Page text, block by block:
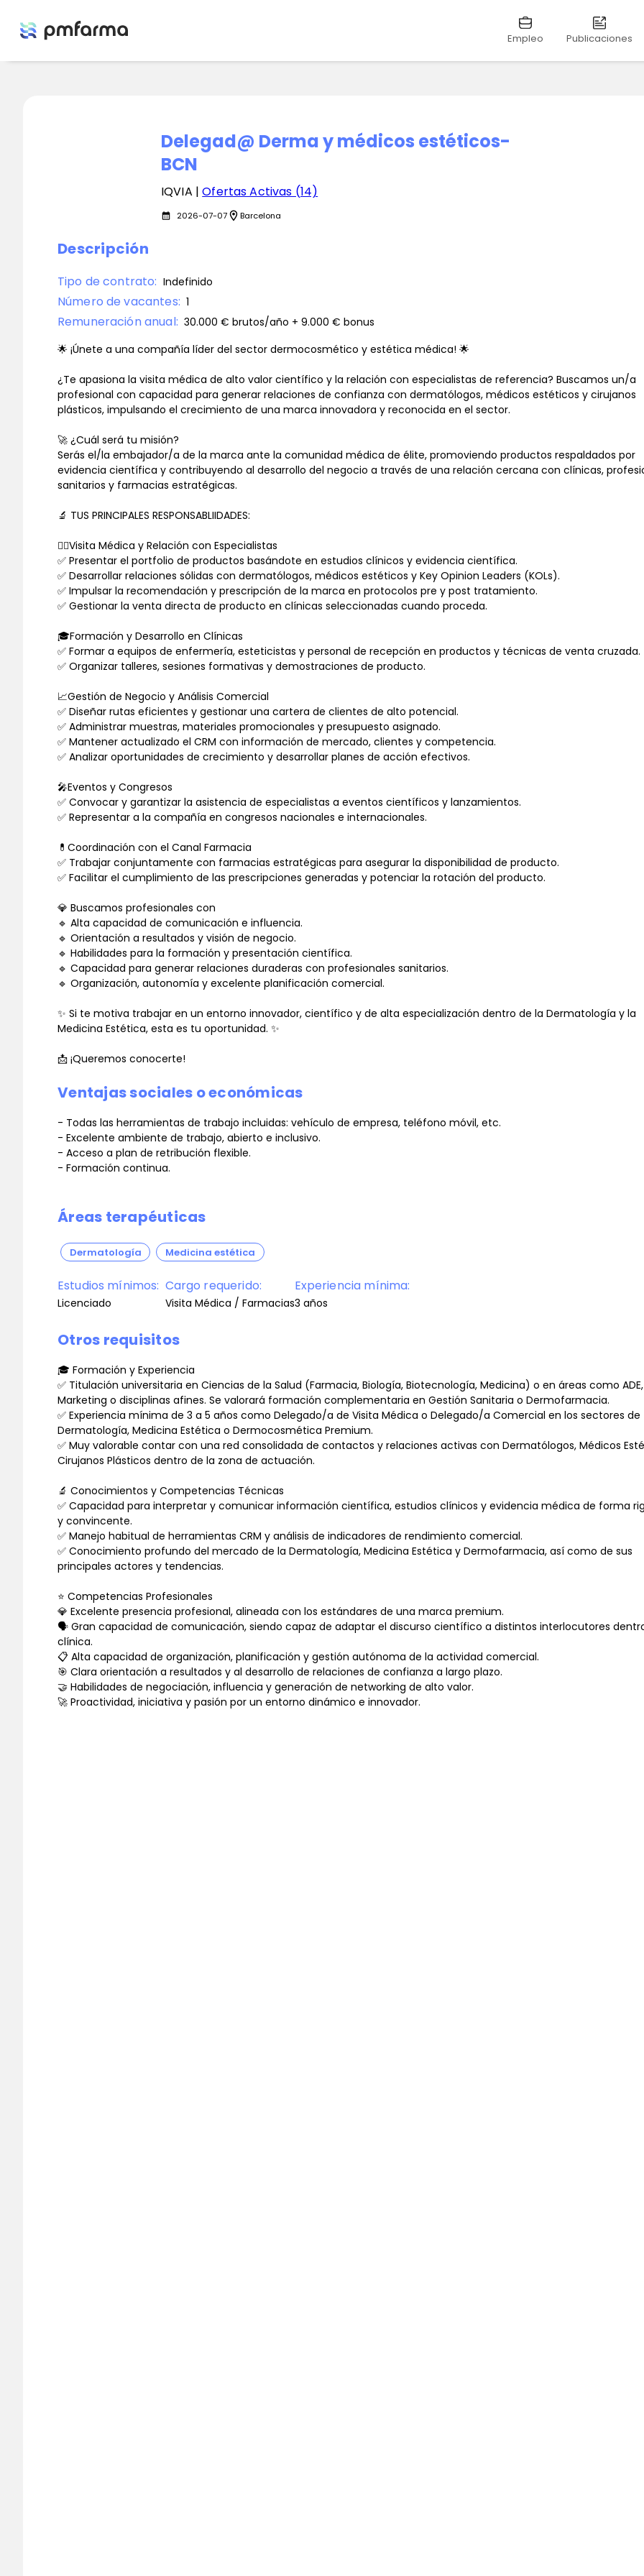
Empleo Publicaciones
Delegad@ Derma y médicos estéticos-
BCN
IQVIA |Ofertas Activas (14)
calendar_month 2026-07-07location_onBarcelona
Descripción
Tipo de contrato: Indefinido
Número de vacantes: 1
Remuneración anual: 30.000 € brutos/año + 9.000 € bonus
🌟 ¡Únete a una compañía líder del sector dermocosmético y estética médica! 🌟
¿Te apasiona la visita médica de alto valor científico y la relación con especialistas de referencia? Buscamos un/a
profesional con capacidad para generar relaciones de confianza con dermatólogos, médicos estéticos y cirujanos
plásticos, impulsando el crecimiento de una marca innovadora y reconocida en el sector.
🚀 ¿Cuál será tu misión?
Serás el/la embajador/a de la marca ante la comunidad médica de élite, promoviendo productos respaldados por
evidencia científica y contribuyendo al desarrollo del negocio a través de una relación cercana con clínicas,
sanitarios y farmacias estratégicas.
🔬 TUS PRINCIPALES RESPONSABLIIDADES:
👨‍⚕️Visita Médica y Relación con Especialistas
✅ Presentar el portfolio de productos basándote en estudios clínicos y evidencia científica.
✅ Desarrollar relaciones sólidas con dermatólogos, médicos estéticos y Key Opinion Leaders (KOLs).
✅ Impulsar la recomendación y prescripción de la marca en protocolos pre y post tratamiento.
✅ Gestionar la venta directa de producto en clínicas seleccionadas cuando proceda.
🎓Formación y Desarrollo en Clínicas
✅ Formar a equipos de enfermería, esteticistas y personal de recepción en productos y técnicas de venta cruzada.
✅ Organizar talleres, sesiones formativas y demostraciones de producto.
📈Gestión de Negocio y Análisis Comercial
✅ Diseñar rutas eficientes y gestionar una cartera de clientes de alto potencial.
✅ Administrar muestras, materiales promocionales y presupuesto asignado.
✅ Mantener actualizado el CRM con información de mercado, clientes y competencia.
✅ Analizar oportunidades de crecimiento y desarrollar planes de acción efectivos.
🎤Eventos y Congresos
✅ Convocar y garantizar la asistencia de especialistas a eventos científicos y lanzamientos.
✅ Representar a la compañía en congresos nacionales e internacionales.
💊Coordinación con el Canal Farmacia
✅ Trabajar conjuntamente con farmacias estratégicas para asegurar la disponibilidad de producto.
✅ Facilitar el cumplimiento de las prescripciones generadas y potenciar la rotación del producto.
💎 Buscamos profesionales con
🔹 Alta capacidad de comunicación e influencia.
🔹 Orientación a resultados y visión de negocio.
🔹 Habilidades para la formación y presentación científica.
🔹 Capacidad para generar relaciones duraderas con profesionales sanitarios.
🔹 Organización, autonomía y excelente planificación comercial.
✨ Si te motiva trabajar en un entorno innovador, científico y de alta especialización dentro de la Dermatología y la
Medicina Estética, esta es tu oportunidad. ✨
📩 ¡Queremos conocerte!
Ventajas sociales o económicas
- Todas las herramientas de trabajo incluidas: vehículo de empresa, teléfono móvil, etc.
- Excelente ambiente de trabajo, abierto e inclusivo.
- Acceso a plan de retribución flexible.
- Formación continua.
Áreas terapéuticas
Dermatología Medicina estética
Estudios mínimos:
Licenciado
Cargo requerido:
Visita Médica / Farmacias
Experiencia mínima:
3 años
Otros requisitos
🎓 Formación y Experiencia
✅ Titulación universitaria en Ciencias de la Salud (Farmacia, Biología, Biotecnología, Medicina) o en áreas como ADE,
Marketing o disciplinas afines. Se valorará formación complementaria en Gestión Sanitaria o Dermofarmacia.
✅ Experiencia mínima de 3 a 5 años como Delegado/a de Visita Médica o Delegado/a Comercial en los sectores de
Dermatología, Medicina Estética o Dermocosmética Premium.
✅ Muy valorable contar con una red consolidada de contactos y relaciones activas con Dermatólogos, Médicos
Cirujanos Plásticos dentro de la zona de actuación.
🔬 Conocimientos y Competencias Técnicas
✅ Capacidad para interpretar y comunicar información científica, estudios clínicos y evidencia médica de forma
y convincente.
✅ Manejo habitual de herramientas CRM y análisis de indicadores de rendimiento comercial.
✅ Conocimiento profundo del mercado de la Dermatología, Medicina Estética y Dermofarmacia, así como de sus
principales actores y tendencias.
⭐ Competencias Profesionales
💎 Excelente presencia profesional, alineada con los estándares de una marca premium.
🗣️ Gran capacidad de comunicación, siendo capaz de adaptar el discurso científico a distintos interlocutores
clínica.
📋 Alta capacidad de organización, planificación y gestión autónoma de la actividad comercial.
🎯 Clara orientación a resultados y al desarrollo de relaciones de confianza a largo plazo.
🤝 Habilidades de negociación, influencia y generación de networking de alto valor.
🚀 Proactividad, iniciativa y pasión por un entorno dinámico e innovador.